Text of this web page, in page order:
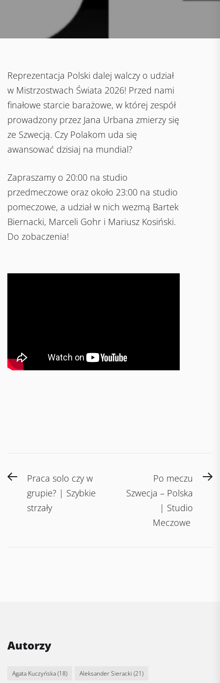
Reprezentacja Polski dalej walczy o udział
w Mistrzostwach Świata 2026! Przed nami
finałowe starcie barażowe, w której zespół
prowadzony przez Jana Urbana zmierzy się
ze Szwecją. Czy Polakom uda się
awansować dzisiaj na mundial?
Zapraszamy o 20:00 na studio
przedmeczowe oraz około 23:00 na studio
pomeczowe, a udział w nich wezmą Bartek
Biernacki, Marceli Gohr i Mariusz Kosiński.
Do zobaczenia!
Post
navigation
PreviousPraca solo czy w
grupie? | Szybkie
strzały
Po meczu
Szwecja – Polska
| Studio
Meczowe
Autorzy
Agata Kuczyńska(18) Aleksander Sieracki (21)